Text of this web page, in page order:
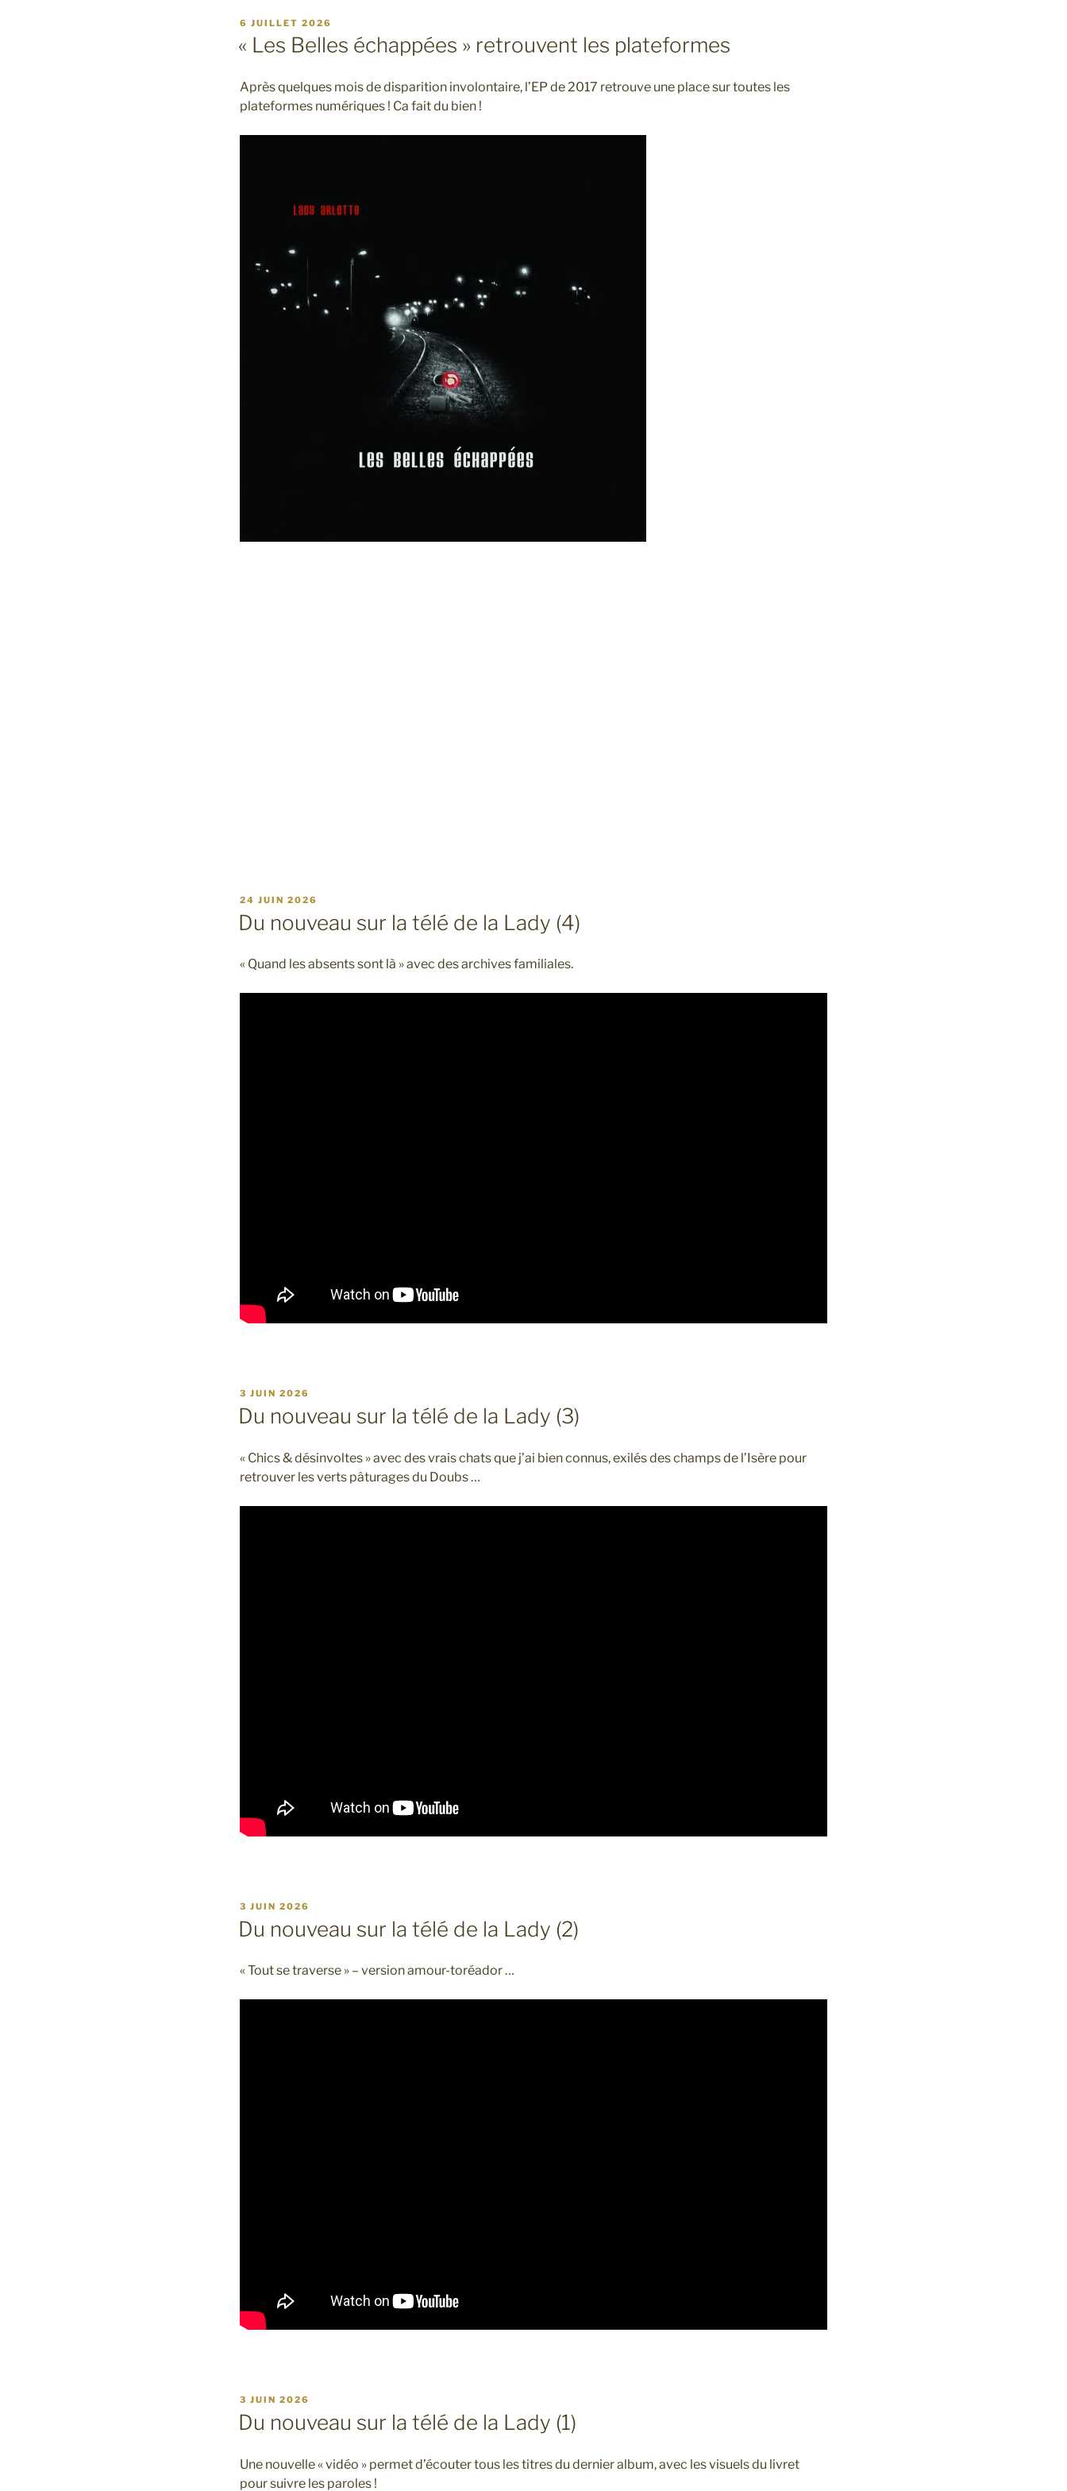
PUBLIÉ
6 JUILLET 2026
« Les Belles échappées » retrouvent les plateformes
Après quelques mois de disparition involontaire, l’EP de 2017 retrouve une place sur toutes les
plateformes numériques ! Ca fait du bien !
PUBLIÉ
24 JUIN 2026
Du nouveau sur la télé de la Lady (4)
« Quand les absents sont là » avec des archives familiales.
PUBLIÉ
LE
3 JUIN 2026
Du nouveau sur la télé de la Lady (3)
« Chics & désinvoltes » avec des vrais chats que j’ai bien connus, exilés des champs de l’Isère pour
retrouver les verts pâturages du Doubs …
PUBLIÉ
3 JUIN 2026
Du nouveau sur la télé de la Lady (2)
« Tout se traverse » – version amour-toréador …
PUBLIÉ
LE
3 JUIN 2026
Du nouveau sur la télé de la Lady (1)
Une nouvelle « vidéo » permet d’écouter tous les titres du dernier album, avec les visuels du livret
pour suivre les paroles !